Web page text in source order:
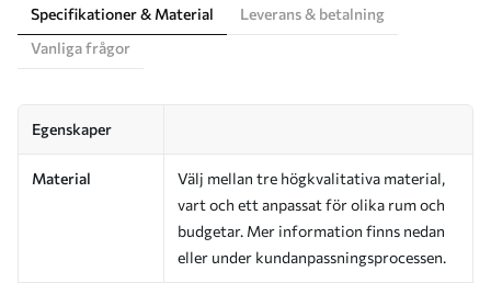
Specifikationer & Material
Leverans & betalning
Vanliga frågor
Egenskaper
Material
Välj mellan tre högkvalitativa material,
vart och ett anpassat för olika rum och
budgetar. Mer information finns nedan
eller under kundanpassningsprocessen.